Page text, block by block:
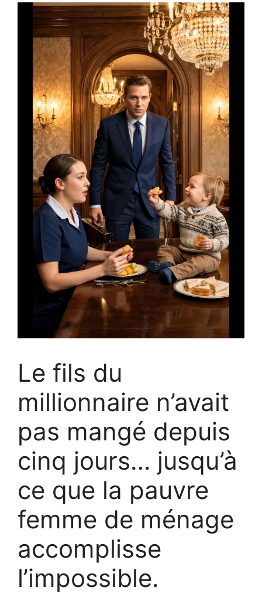
Le fils du
millionnaire n’avait
pas mangé depuis
cinq jours… jusqu’à
ce que la pauvre
femme de ménage
accomplisse
l’impossible.